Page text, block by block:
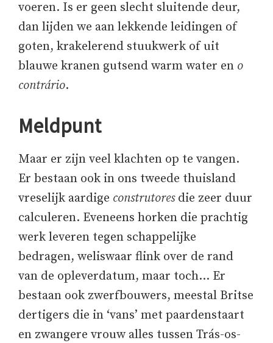
voeren. Is er geen slecht sluitende deur,
dan lijden we aan lekkende leidingen of
goten, krakelerend stuukwerk of uit
blauwe kranen gutsend warm water en o
contrário.
Meldpunt
Maar er zijn veel klachten op te vangen.
Er bestaan ook in ons tweede thuisland
vreselijk aardige construtoresdie zeer duur
calculeren. Eveneens horken die prachtig
werk leveren tegen schappelijke
bedragen, weliswaar flink over de rand
van de opleverdatum, maar toch… Er
bestaan ook zwerfbouwers, meestal Britse
dertigers die in ‘vans’ met paardenstaart
en zwangere vrouw alles tussen Trás-os-